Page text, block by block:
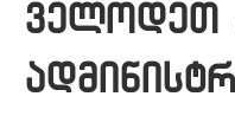
ველოდეთ